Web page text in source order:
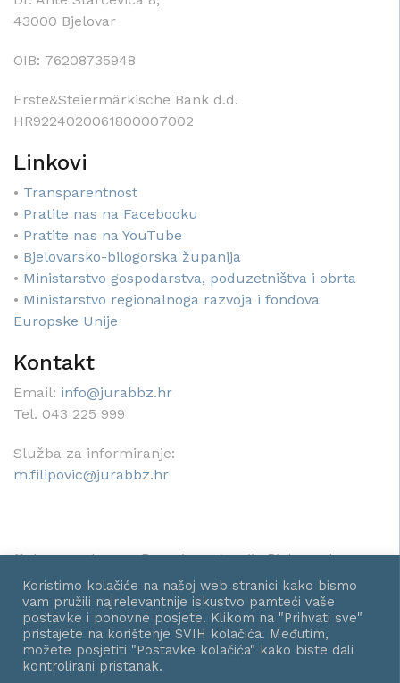
43000 Bjelovar
OIB: 76208735948
Erste&Steiermärkische Bank d.d.
HR9224020061800007002
Linkovi
• Transparentnost
• Pratite nas na Facebooku
• Pratite nas na YouTube
• Bjelovarsko-bilogorska županija
• Ministarstvo gospodarstva, poduzetništva i obrta
• Ministarstvo regionalnoga razvoja i fondova
Europske Unije
Kontakt
Email: info@jurabbz.hr
Tel. 043 225 999
Služba za informiranje:
m.filipovic@jurabbz.hr
© Javna ustanova Razvojna agencija Bjelovarsko-
bilogorske županije - Sva prava pridržana.
Koristimo kolačiće na našoj web stranici kako bismo
vam pružili najrelevantnije iskustvo pamteći vaše
postavke i ponovne posjete. Klikom na "Prihvati sve"
pristajete na korištenje SVIH kolačića. Međutim,
možete posjetiti "Postavke kolačića" kako biste dali
kontrolirani pristanak.